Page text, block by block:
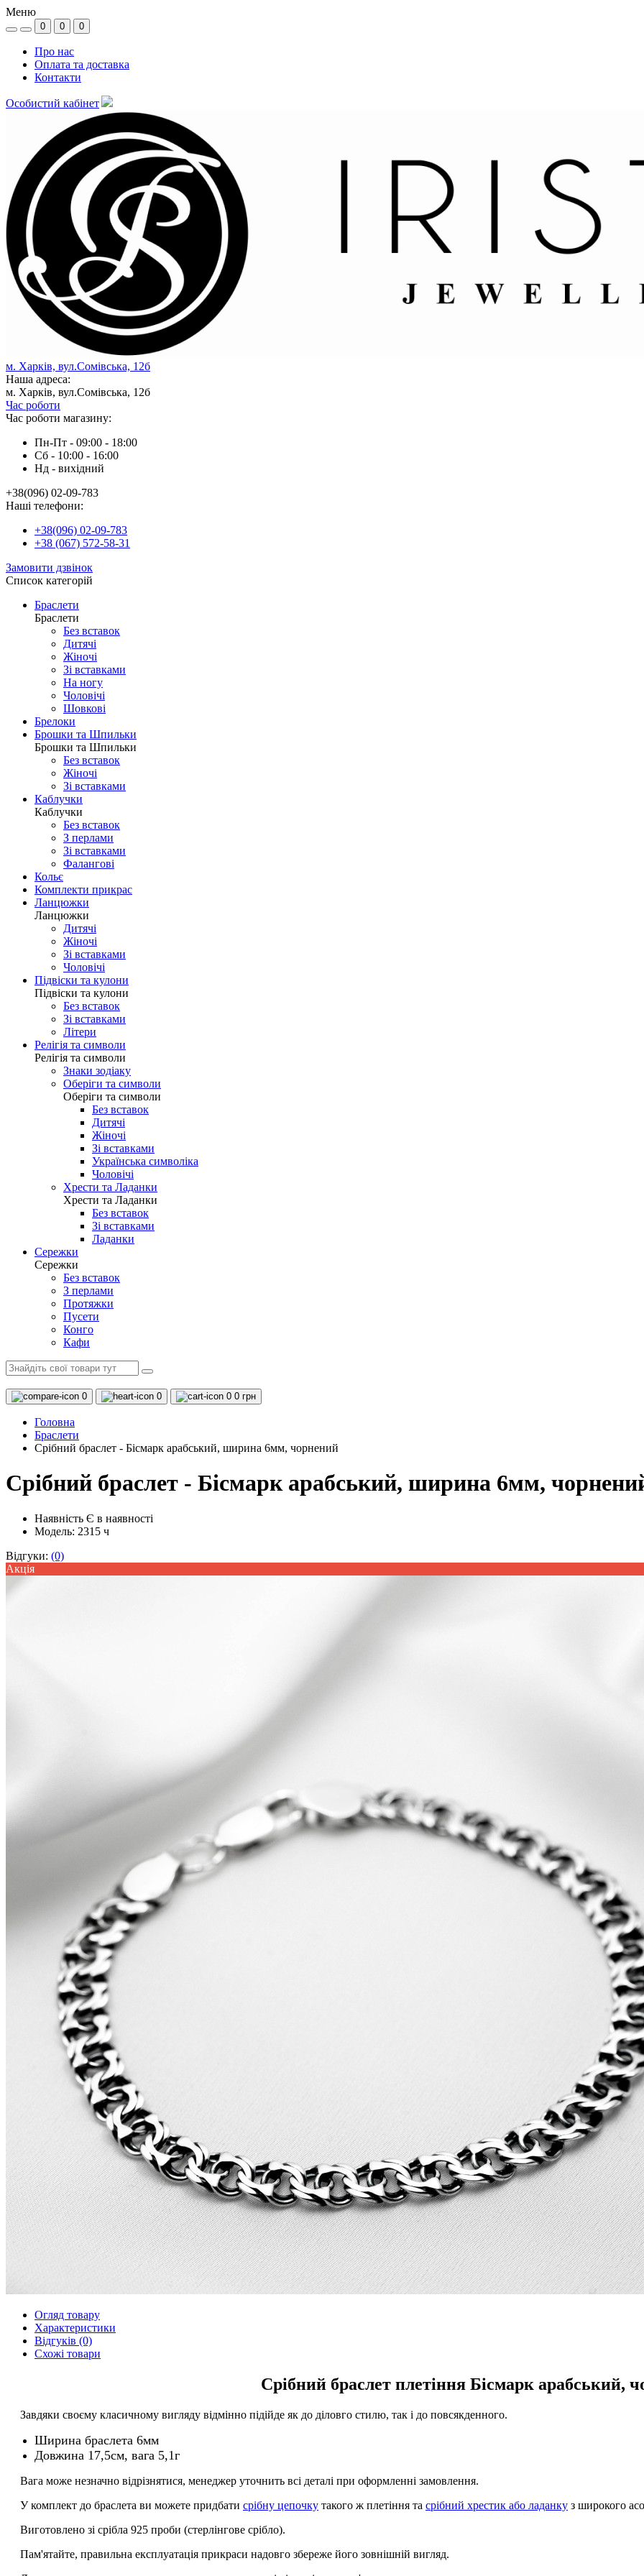
Меню
0 0 0
Про нас
Оплата та доставка
Контакти
Особистий кабінет
м. Харків, вул.Сомівська, 12б
Наша адреса:
м. Харків, вул.Сомівська, 12б
Час роботи
Час роботи магазину:
Пн-Пт - 09:00 - 18:00
Сб - 10:00 - 16:00
Нд - вихiдний
+38(096) 02-09-783
Наші телефони:
+38(096) 02-09-783
+38 (067) 572-58-31
Замовити дзвінок
Список категорій
Браслети
Браслети
Без вставок
Дитячі
Жіночі
Зі вставками
На ногу
Чоловічі
Шовковi
Брелоки
Брошки та Шпильки
Брошки та Шпильки
Без вставок
Жіночі
Зі вставками
Каблучки
Каблучки
Без вставок
З перлами
Зі вставками
Фаланговi
Кольє
Комплекти прикрас
Ланцюжки
Ланцюжки
Дитячі
Жіночі
Зі вставками
Чоловічі
Підвіски та кулони
Підвіски та кулони
Без вставок
Зі вставками
Літери
Релігія та символи
Релігія та символи
Знаки зодіаку
Оберіги та символи
Оберіги та символи
Без вставок
Дитячі
Жіночі
Зі вставками
Українська символіка
Чоловічі
Хрести та Ладанки
Хрести та Ладанки
Без вставок
Зі вставками
Ладанки
Сережки
Сережки
Без вставок
З перлами
Протяжки
Пусети
Конго
Кафи
0 0 0 0 грн
Головна
Браслети
Срібний браслет - Бісмарк арабський, ширина 6мм, чорнений
Срібний браслет - Бісмарк арабський, ширина 6мм,
Наявність Є в наявності
Модель: 2315 ч
Відгуки: (0)
Акцiя
Огляд товару
Характеристики
Відгуків (0)
Схожі товари
Срібний браслет плетіння Бісмарк арабський,
Завдяки своєму класичному вигляду відмінно підійде як до діловго стилю, так і до повсякденного.
Ширина браслета 6мм
Довжина 17,5см, вага 5,1г
Вага може незначно відрізнятися, менеджер уточнить всі деталі при оформленні замовлення.
У комплект до браслета ви можете придбати срібну цепочку такого ж плетіння та срібний хрестик або ладанку з широкого
Виготовлено зі срібла 925 проби (стерлінгове срібло).
Пам'ятайте, правильна експлуатація прикраси надовго збереже його зовнішній вигляд.